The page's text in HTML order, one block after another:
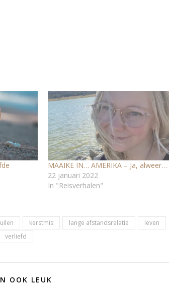
MAAIKE IN… AMERIKA – Ja, alweer…
22 januari 2022
In "Reisverhalen"
kerstmis lange afstandsrelatie
leven
verliefd
OOK LEUK